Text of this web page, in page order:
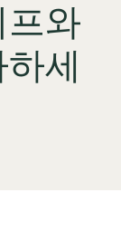
프와
세